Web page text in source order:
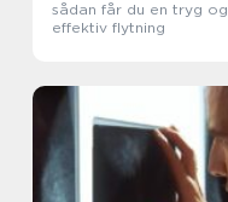
sådan får du en tryg og
effektiv flytning